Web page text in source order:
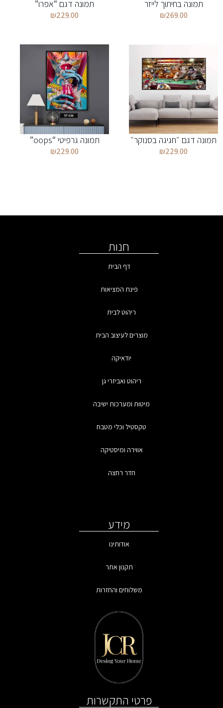
תמונה בחיתוך לייזר
₪269.00
תמונה דגם “אפרו”
₪229.00
תמונה דגם ״חגיגה בסנוקר״
₪229.00
תמונה גרפיטי “oops”
₪229.00
חנות
דף הבית
פינת המציאות
ריהוט לבית
מוצרים לעיצוב הבית
יודאיקה
ריהוט ואביזרי גן
מיטות ומערכות ישיבה
טקסטיל וכלי מטבח
אווירה ומיסטיקה
חדר רחצה
מידע
אודותינו
תקנון אתר
משלוחים והחזרות
פרטי התקשרות